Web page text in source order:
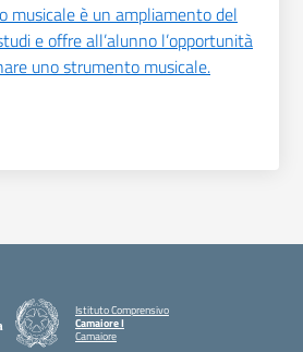
musicale è un ampliamento del
e offre all’alunno l’opportunità
uno strumento musicale.
Istituto Comprensivo
Camaiore I
Camaiore